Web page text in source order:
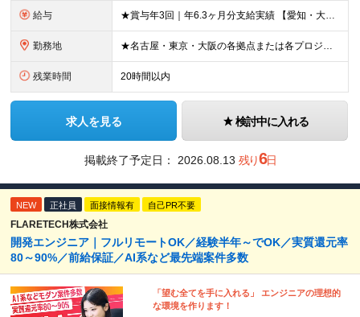
給与 ★賞与年3回｜年6.3ヶ月分支給実績 【愛知・大阪】 月給25.5万円～35万円＋各種手当＋賞与年2回＋業績賞与 ※上記には一律の地域手当2.5万円を含みます 【東京】 月給27万円～35万円＋各
勤務地 ★名古屋・東京・大阪の各拠点または各プロジェクト先での勤務となります （愛知、岐阜、東京、埼玉、千葉、神奈川、大阪、兵庫、京都など） ★U・Iターン歓迎！原則転勤なし ★リモートワーク対応案件もあり
残業時間 20時間以内
求人を見る 検討中に入れる
掲載終了予定日： 2026.08.13 残り6日
NEW 正社員 面接情報有 自己PR不要
FLARETECH株式会社
開発エンジニア｜フルリモートOK／経験半年～でOK／実質還元率
80～90%／前給保証／AI系など最先端案件多数
「望む全てを手に入れる」 エンジニアの理想的
な環境を作ります！